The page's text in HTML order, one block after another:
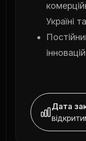
Україні
Дата